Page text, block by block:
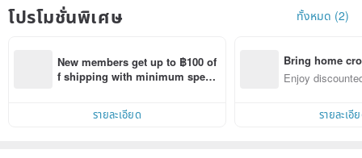
โปรโมชั่นพิเศษ ทั้งหมด (2)
New members get up to ฿100 of
f shipping with minimum spen
รายละเอียด
Bring home
n with ease
Enjoy
รายละเอี